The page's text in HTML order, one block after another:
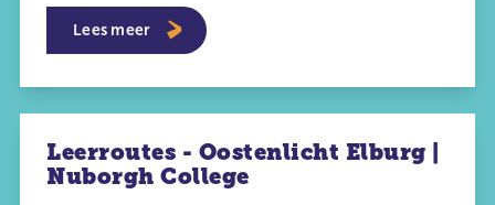
Lees meer
Leerroutes - Oostenlicht Elburg |
Nuborgh College